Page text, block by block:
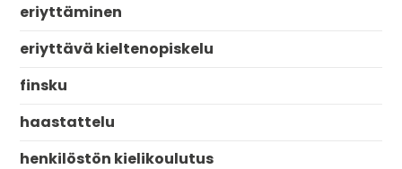
eriyttäminen
eriyttävä kieltenopiskelu
finsku
haastattelu
henkilöstön kielikoulutus